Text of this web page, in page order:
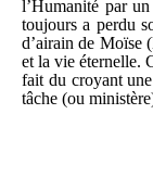
l’Humanité par
toujours a perdu
d’airain de Moïse
et la vie éternelle.
fait du croyant
tâche (ou